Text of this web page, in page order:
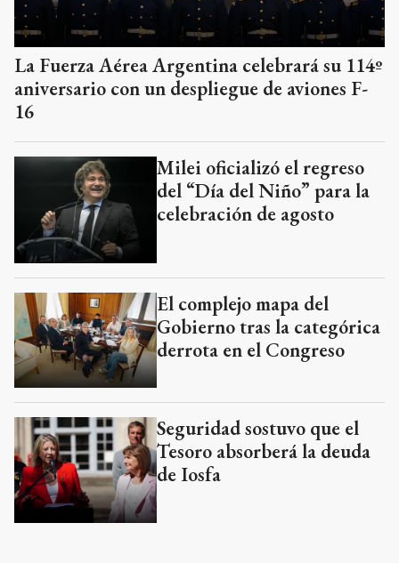
La Fuerza Aérea Argentina celebrará su 114º
aniversario con un despliegue de aviones F-
16
Milei oficializó el regreso
del “Día del Niño” para la
celebración de agosto
El complejo mapa del
Gobierno tras la categórica
derrota en el Congreso
Seguridad sostuvo que el
Tesoro absorberá la deuda
de Iosfa